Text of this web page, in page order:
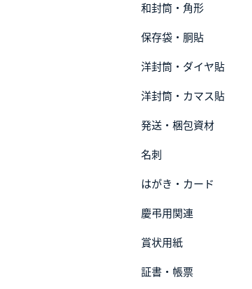
和封筒・角形
保存袋・胴貼
洋封筒・ダイヤ貼
洋封筒・カマス貼
発送・梱包資材
名刺
はがき・カード
慶弔用関連
賞状用紙
証書・帳票